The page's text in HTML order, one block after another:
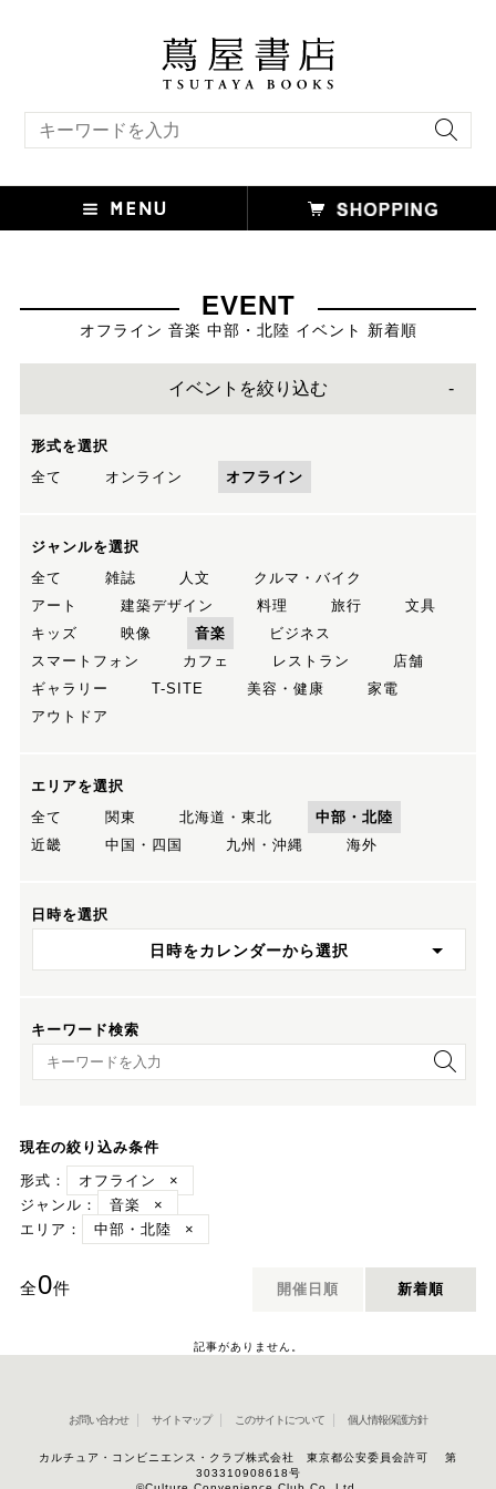
EVENT
オフライン 音楽 中部・北陸 イベント 新着順
イベントを絞り込む
形式を選択
全て
オンライン オフライン
ジャンルを選択
全て
雑誌 人文
クルマ・バイク
アート
建築デザイン 料理 旅行
文具
キッズ
映像 音楽
ビジネス
スマートフォン
カフェ レストラン
店舗
ギャラリー
T-SITE 美容・健康
家電
アウトドア
エリアを選択
全て
関東 北海道・東北
中部・北陸
近畿
中国・四国 九州・沖縄 海外
日時を選択
日時をカレンダーから選択
キーワード検索
キーワード検索
現在の絞り込み条件
形式：
オフライン
×
ジャンル：
音楽
×
エリア：
中部・北陸 ×
全0件 開催日順 新着順
記事がありません。
お問い合わせ サイトマップ このサイトについて 個人情報保護方針
カルチュア・コンビニエンス・クラブ株式会社 東京都公安委員会許可 第
303310908618号